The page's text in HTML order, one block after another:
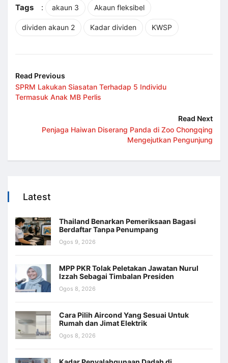
Tags
: akaun 3 Akaun fleksibel
dividen akaun 2 Kadar dividen KWSP
Read Previous
SPRM Lakukan Siasatan Terhadap 5 Individu
Termasuk Anak MB Perlis
Read Next
Penjaga Haiwan Diserang Panda di Zoo Chongqing
Mengejutkan Pengunjung
Latest
Thailand Benarkan Pemeriksaan Bagasi
Berdaftar Tanpa Penumpang
Ogos 9, 2026
MPP PKR Tolak Peletakan Jawatan Nurul
Izzah Sebagai Timbalan Presiden
Ogos 8, 2026
Cara Pilih Aircond Yang Sesuai Untuk
Rumah dan Jimat Elektrik
Ogos 8, 2026